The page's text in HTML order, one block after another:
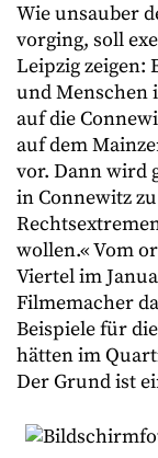
Wie unsauber
vorging, soll
Leipzig zeigen:
und Menschen
auf die
auf dem
vor. Dann wird
in Connewitz
wollen.« Vom
Viertel im
Filmemacher
Beispiele für
hätten im
Der Grund ist